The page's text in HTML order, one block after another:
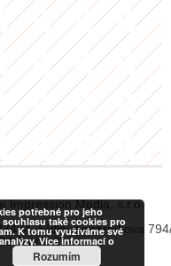
Impression Media, s.r.o.
Sídlo: Koperníkova
Praha 2
potřebné pro jeho
také cookies pro
K tomu využíváme své
Více informací o
Rozumím